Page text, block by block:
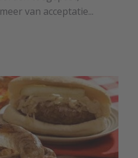
van acceptatie...